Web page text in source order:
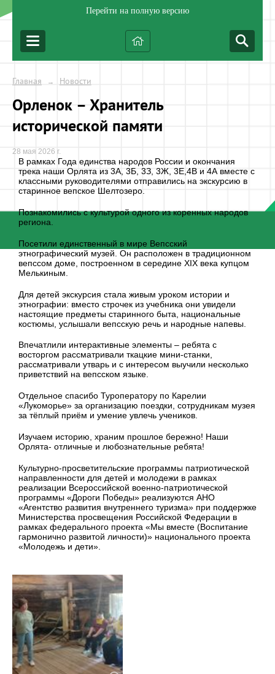
Перейти на полную версию
Главная → Новости
Орленок – Хранитель
исторической памяти
28 мая 2026 г.
В рамках Года единства народов России и окончания
трека наши Орлята из 3А, 3Б, 3З, 3Ж, 3Е,4В и 4А вместе с
классными руководителями отправились на экскурсию в
старинное вепское Шелтозеро.
Познакомились с культурой одного из коренных народов
региона.
Посетили единственный в мире Вепсский
этнографический музей. Он расположен в традиционном
вепссом доме, построенном в середине XIX века купцом
Мелькиным.
Для детей экскурсия стала живым уроком истории и
этнографии: вместо строчек из учебника они увидели
настоящие предметы старинного быта, национальные
костюмы, услышали вепсскую речь и народные напевы.
Впечатлили интерактивные элементы – ребята с
восторгом рассматривали ткацкие мини-станки,
рассматривали утварь и с интересом выучили несколько
приветствий на вепсском языке.
Отдельное спасибо Туроператору по Карелии
«Лукоморье» за организацию поездки, сотрудникам музея
за тёплый приём и умение увлечь учеников.
Изучаем историю, храним прошлое бережно! Наши
Орлята- отличные и любознательные ребята!
Культурно-просветительские программы патриотической
направленности для детей и молодежи в рамках
реализации Всероссийской военно-патриотической
программы «Дороги Победы» реализуются АНО
«Агентство развития внутреннего туризма» при поддержке
Министерства просвещения Российской Федерации в
рамках федерального проекта «Мы вместе (Воспитание
гармонично развитой личности)» национального проекта
«Молодежь и дети».